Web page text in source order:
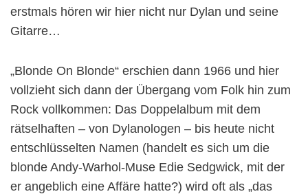
erstmals hören wir hier nicht nur Dylan und seine
Gitarre…
„Blonde On Blonde“ erschien dann 1966 und hier
vollzieht sich dann der Übergang vom Folk hin zum
Rock vollkommen: Das Doppelalbum mit dem
rätselhaften – von Dylanologen – bis heute nicht
entschlüsselten Namen (handelt es sich um die
blonde Andy-Warhol-Muse Edie Sedgwick, mit der
er angeblich eine Affäre hatte?) wird oft als „das